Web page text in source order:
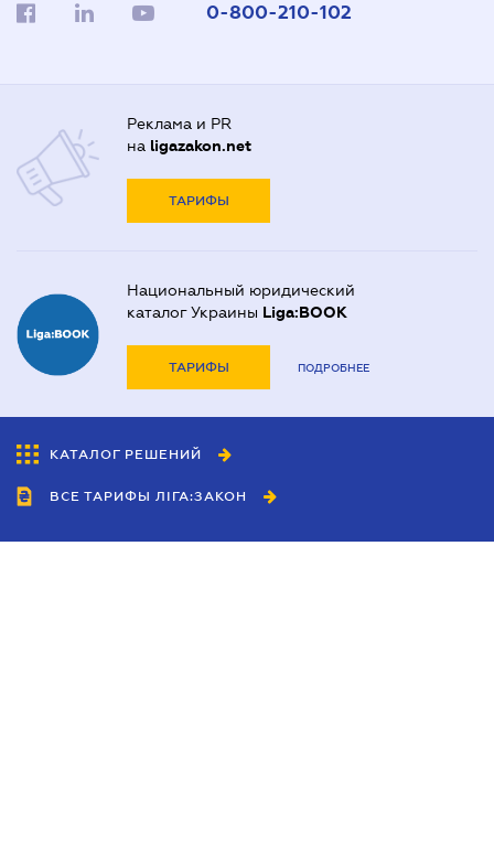
0-800-210-102
Реклама и PR
на ligazakon.net
ТАРИФЫ
Национальный юридический
каталог Украины Liga:BOOK
ТАРИФЫ ПОДРОБНЕЕ
КАТАЛОГ РЕШЕНИЙ
ВСЕ ТАРИФЫ ЛІГА:ЗАКОН